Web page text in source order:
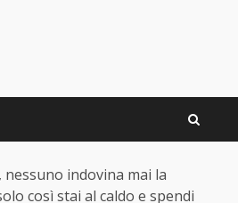
indovina mai la
così stai al caldo e spendi